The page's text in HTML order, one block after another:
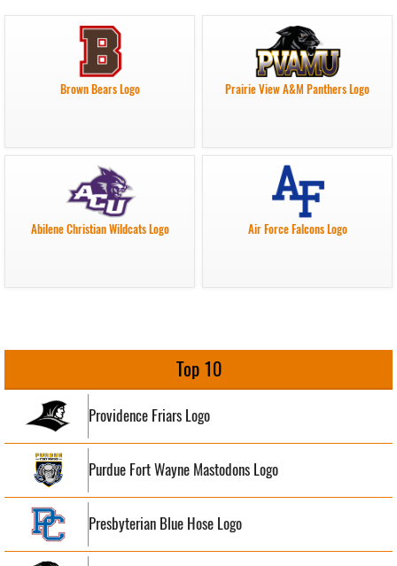
Brown Bears Logo Prairie View A&M Panthers Logo
Abilene Christian Wildcats Logo Air Force Falcons Logo
Top 10
Providence Friars Logo
Purdue Fort Wayne Mastodons Logo
Presbyterian Blue Hose Logo